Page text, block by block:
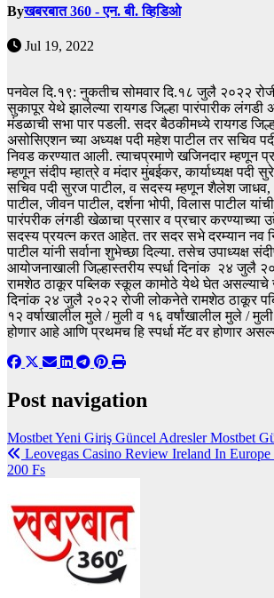
Byखबरबात 360 - एन. बी. व्हिडिओ
Jul 19, 2022
पनवेल दि.१९: नुकतीच सोमवार दि.१८ जुलै २०२२
सुकापूर येथे झालेल्या रायगड जिल्हा पारंपारीक लंगडी
मंडळाची सभा पार पडली. सदर बैठकीमध्ये रायगड
असोसिएशन च्या अध्यक्ष पदी महेश पाटील तर सचिव
निवड करण्यात आली. त्याचप्रमाणे खजिनदार म्हणून
म्हणून संदीप म्हात्रे व मंदार मुंबईकर, कार्याध्यक्ष पदी
सचिव पदी सुरज पाटील, व सदस्य म्हणून शैलेश
पाटील, जीवन पाटील, दर्शना भोपी, विलास पाटील
पारंपरीक लंगडी खेळाचा प्रसार व प्रचार करण्याच्या
सदस्य प्रयत्न करत आहेत. तर सदर सभे दरम्यान नव
पाटील यांनी सर्वाना शुभेच्छा दिल्या. तसेच उपाध्यक्ष
आयोजनाखाली जिल्हास्तरीय स्पर्धा दिनांक २४ जुलै
रामशेठ ठाकूर पब्लिक स्कूल कामोठे येथे घेत असल्याचे
दिनांक २४ जुलै २०२२ रोजी लोकनेते रामशेठ ठाकूर
१२ वर्षाखालील मुले / मुली व १६ वर्षांखालील मुले / मुली
होणार आहे आणि प्रथमच हि स्पर्धा मॅट वर होणार
Post navigation
Mostbet Yeni Giriş Güncel Adresler Mostbet
Leovegas Casino Review Ireland In
200 Fs